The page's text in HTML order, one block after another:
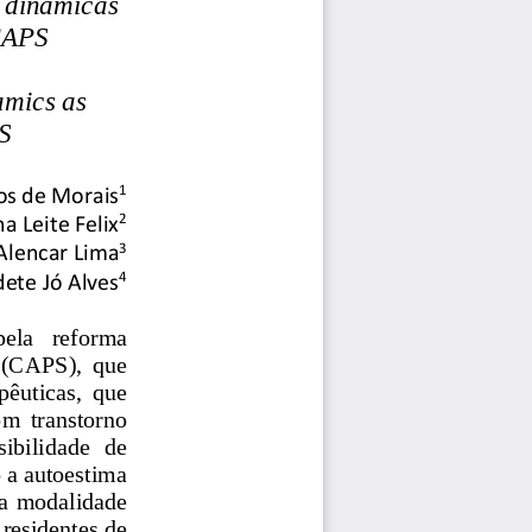
as
de Morais1
Leite Felix2
Lima3
Jó Alves4
reforma
que
que
transtorno
de
autoestima
modalidade